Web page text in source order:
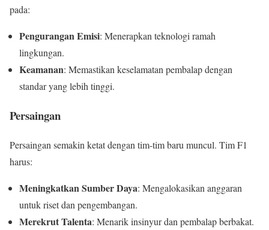
pada:
Pengurangan Emisi: Menerapkan teknologi ramah
lingkungan.
Keamanan: Memastikan keselamatan pembalap dengan
standar yang lebih tinggi.
Persaingan
Persaingan semakin ketat dengan tim-tim baru muncul. Tim F1
harus:
Meningkatkan Sumber Daya: Mengalokasikan anggaran
untuk riset dan pengembangan.
Merekrut Talenta: Menarik insinyur dan pembalap berbakat.